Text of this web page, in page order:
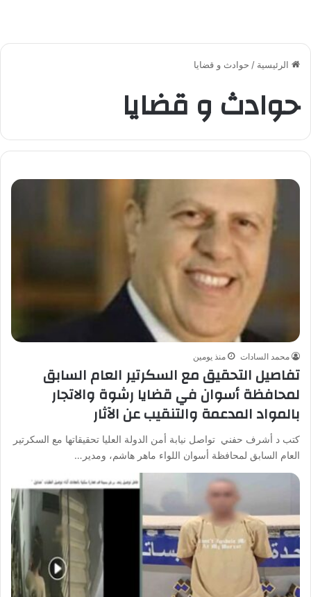
الرئيسية / حوادث و قضايا
حوادث و قضايا
محمد السادات منذ يومين
تفاصيل التحقيق مع السكرتير العام السابق
لمحافظة أسوان في قضايا رشوة والاتجار
بالمواد المدعمة والتنقيب عن الآثار
كتب د أشرف حفني تواصل نيابة أمن الدولة العليا تحقيقاتها مع السكرتير
العام السابق لمحافظة أسوان اللواء ماهر هاشم، ومدير…